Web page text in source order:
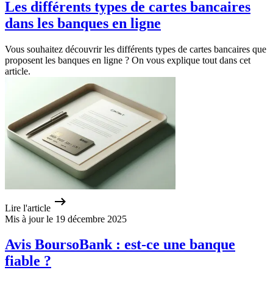
Les différents types de cartes bancaires
dans les banques en ligne
Vous souhaitez découvrir les différents types de cartes bancaires que
proposent les banques en ligne ? On vous explique tout dans cet
article.
Lire l'article
Mis à jour le 19 décembre 2025
Avis BoursoBank : est-ce une banque
fiable ?